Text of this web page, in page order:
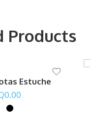
Products
Estuche
0.00